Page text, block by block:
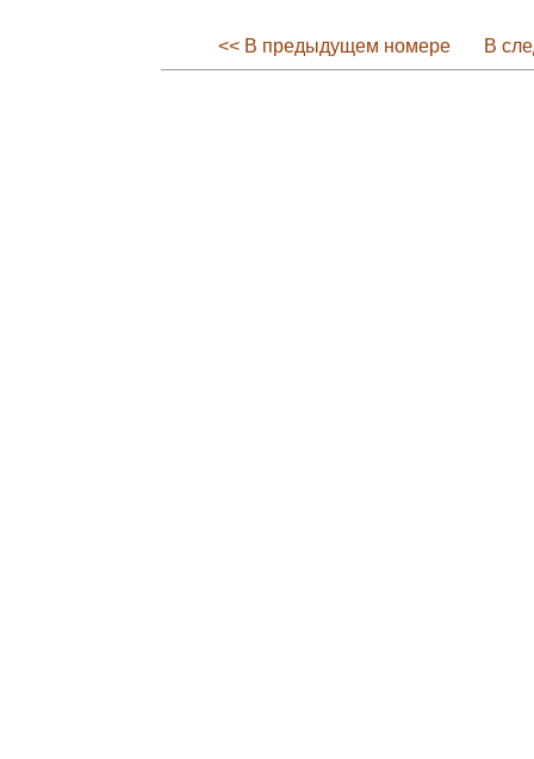
<< В предыдущем номере В